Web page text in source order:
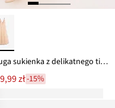
Długa sukienka z delikatnego tiulu, z kwiatową aplikacją
zł-15%